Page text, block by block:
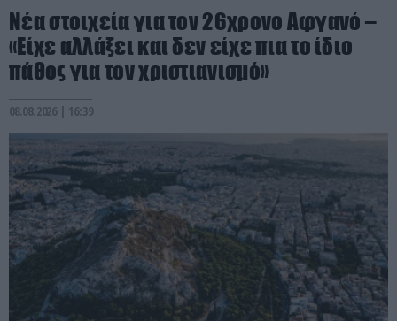
Νέα στοιχεία για τον 26χρονο Αφγανό –
«Είχε αλλάξει και δεν είχε πια το ίδιο
πάθος για τον χριστιανισμό»
08.08.2026 | 16:39